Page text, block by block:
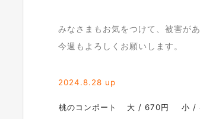
みなさまもお気をつけて、被害が
今週もよろしくお願いします。
2024.8.28 up
桃のコンポート 大 / 670円 小 /